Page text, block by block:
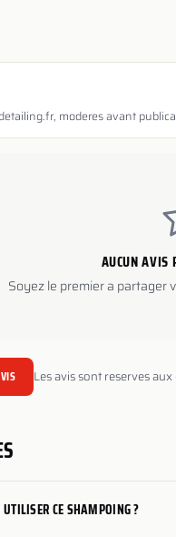
moderes avant
AUCUN AVIS
Soyez le premier a partager
Les avis sont reserves
CE SHAMPOING ?